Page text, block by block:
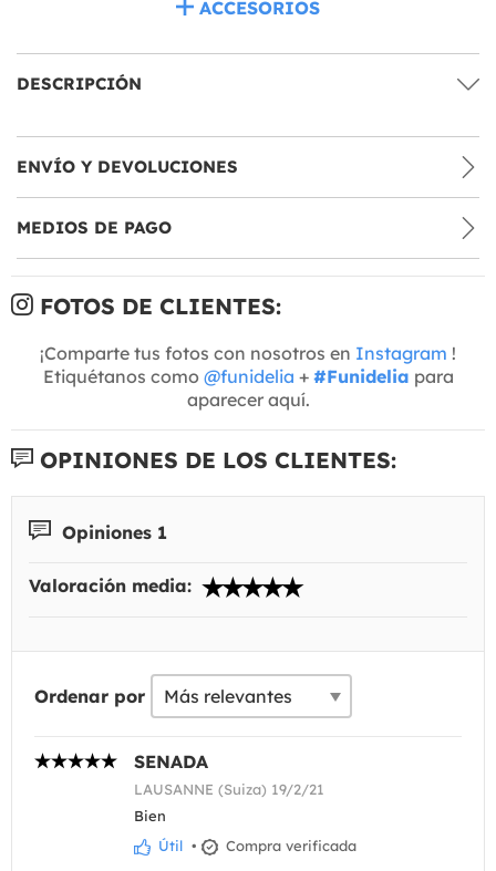
ACCESORIOS
DESCRIPCIÓN
ENVÍO Y DEVOLUCIONES
MEDIOS DE PAGO
FOTOS DE CLIENTES:
¡Comparte tus fotos con nosotros en Instagram !
Etiquétanos como @funidelia + #Funidelia para
aparecer aquí.
OPINIONES DE LOS CLIENTES:
Opiniones 1
Valoración media:
Ordenar por
SENADA
LAUSANNE (Suiza) 19/2/21
Bien
Útil • Compra verificada